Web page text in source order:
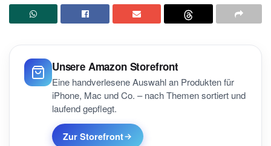
Unsere Amazon Storefront
Eine handverlesene Auswahl an Produkten für
iPhone, Mac und Co. – nach Themen sortiert und
laufend gepflegt.
Zur Storefront